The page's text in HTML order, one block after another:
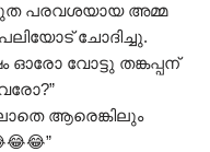
പരവശയായ അമ്മ
ചോദിച്ചു.
ഓരോ വോട്ടു തങ്കപ്പന്
ആരെങ്കിലും